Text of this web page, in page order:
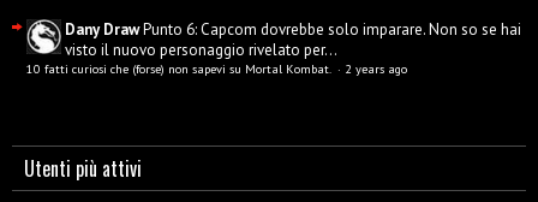
Dany DrawPunto 6: Capcom dovrebbe solo imparare. Non so se hai
visto il nuovo personaggio rivelato per...
10 fatti curiosi che (forse) non sapevi su Mortal Kombat. · 2 years ago
Utenti più attivi